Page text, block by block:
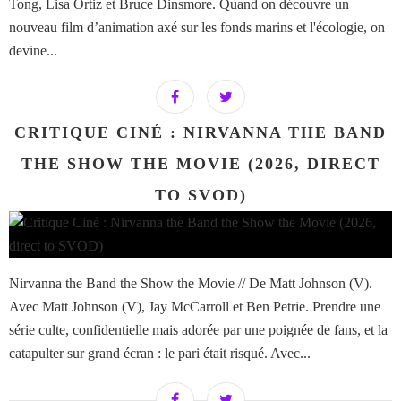
Tong, Lisa Ortiz et Bruce Dinsmore. Quand on découvre un
nouveau film d’animation axé sur les fonds marins et l'écologie, on
devine...
CRITIQUE CINÉ : NIRVANNA THE BAND
THE SHOW THE MOVIE (2026, DIRECT
TO SVOD)
Nirvanna the Band the Show the Movie // De Matt Johnson (V).
Avec Matt Johnson (V), Jay McCarroll et Ben Petrie. Prendre une
série culte, confidentielle mais adorée par une poignée de fans, et la
catapulter sur grand écran : le pari était risqué. Avec...